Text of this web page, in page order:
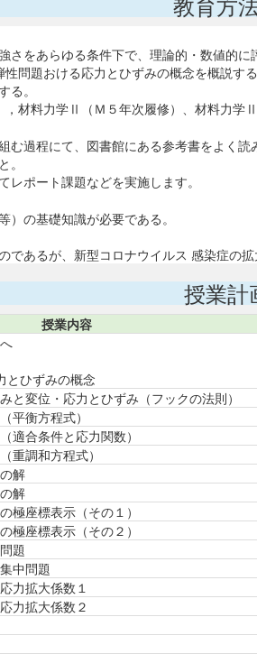
をあらゆる条件下で、理論的・数値的に
問題おける応力とひずみの概念を概説
る。
材料力学Ⅱ（Ｍ５年次履修）、材料力学Ⅱ
過程にて、図書館にある参考書をよく読
。
ポート課題などを実施します。
の基礎知識が必要である。
あるが、新型コロナウイルス 感染症の
授業計
授業内容
とひずみの概念
と変位・応力とひずみ（フックの法則）
平衡方程式）
適合条件と応力関数）
重調和方程式）
解
解
極座標表示（その１）
極座標表示（その２）
題
中問題
力拡大係数１
力拡大係数２